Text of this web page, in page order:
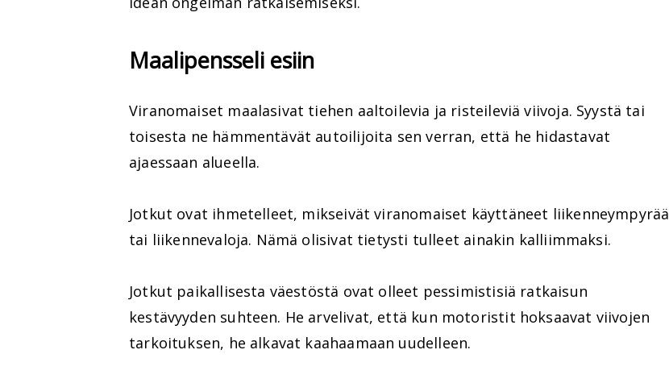
Maalipensseli esiin
Viranomaiset maalasivat tiehen aaltoilevia ja risteileviä viivoja. Syystä tai
toisesta ne hämmentävät autoilijoita sen verran, että he hidastavat
ajaessaan alueella.
Jotkut ovat ihmetelleet, mikseivät viranomaiset käyttäneet liikenneympyrää
tai liikennevaloja. Nämä olisivat tietysti tulleet ainakin kalliimmaksi.
Jotkut paikallisesta väestöstä ovat olleet pessimistisiä ratkaisun
kestävyyden suhteen. He arvelivat, että kun motoristit hoksaavat viivojen
tarkoituksen, he alkavat kaahaamaan uudelleen.